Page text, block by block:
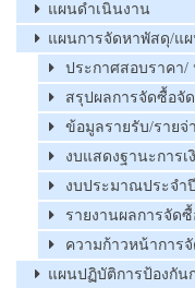
แผนดำเนินงาน
แผนการจัดหาพัสดุ/แ
ประกาศสอบราคา/
สรุปผลการจัดซื้อจัด
ข้อมูลรายรับ/รายจ่
งบแสดงฐานะการเ
งบประมาณประจำปี
รายงานผลการจัด
ความก้าวหน้าการ
แผนปฏิบัติการป้องกัน